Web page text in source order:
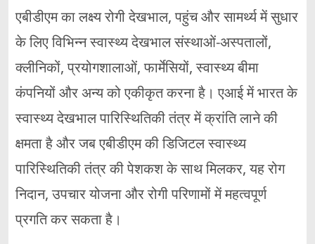
एबीडीएम का लक्ष्य रोगी देखभाल, पहुंच और सामर्थ्य में सुधार
के लिए विभिन्न स्वास्थ्य देखभाल संस्थाओं-अस्पतालों,
क्लीनिकों, प्रयोगशालाओं, फार्मेसियों, स्वास्थ्य बीमा
कंपनियों और अन्य को एकीकृत करना है। एआई में भारत के
स्वास्थ्य देखभाल पारिस्थितिकी तंत्र में क्रांति लाने की
क्षमता है और जब एबीडीएम की डिजिटल स्वास्थ्य
पारिस्थितिकी तंत्र की पेशकश के साथ मिलकर, यह रोग
निदान, उपचार योजना और रोगी परिणामों में महत्वपूर्ण
प्रगति कर सकता है।